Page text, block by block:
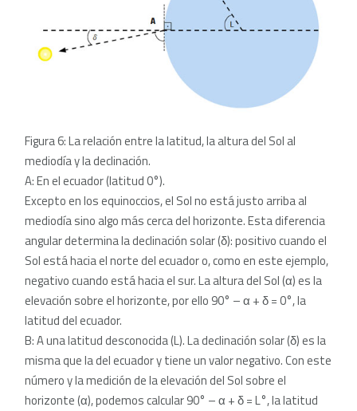
Figura 6: La relación entre la latitud, la altura del Sol al
mediodía y la declinación.
A: En el ecuador (latitud 0°).
Excepto en los equinoccios, el Sol no está justo arriba al
mediodía sino algo más cerca del horizonte. Esta diferencia
angular determina la declinación solar (δ): positivo cuando el
Sol está hacia el norte del ecuador o, como en este ejemplo,
negativo cuando está hacia el sur. La altura del Sol (α) es la
elevación sobre el horizonte, por ello 90° – α + δ = 0°, la
latitud del ecuador.
B: A una latitud desconocida (L). La declinación solar (δ) es la
misma que la del ecuador y tiene un valor negativo. Con este
número y la medición de la elevación del Sol sobre el
horizonte (α), podemos calcular 90° – α + δ = L°, la latitud